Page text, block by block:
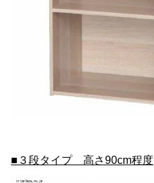
■３段タイプ 高さ90cm程度